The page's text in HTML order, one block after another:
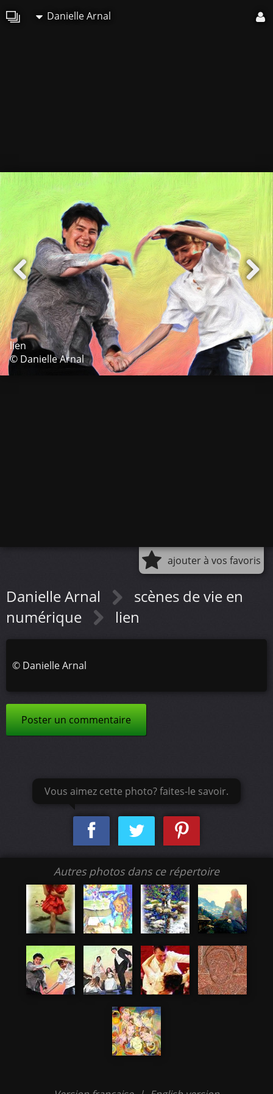
Danielle Arnal
lien
© Danielle Arnal
ajouter à vos favoris
Danielle Arnal
scènes de vie en
numérique
lien
© Danielle Arnal
Poster un commentaire
Vous aimez cette photo? faites-le savoir.
Autres photos dans ce répertoire